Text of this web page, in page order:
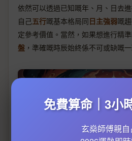
依然可以透過已知嘅年、月、日去
自己五行嘅基本格局同日主強弱嘅
定參考價值。當然，如果想進行精
盤 ，準確嘅時辰始終係不可或缺嘅一
免費算命｜3小
玄燊師傅親自